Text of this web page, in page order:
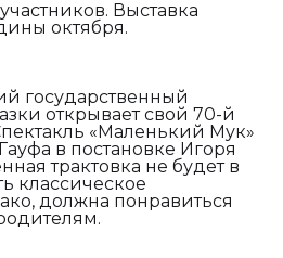
Выставка
октября.
государственный
открывает свой 70-й
«Маленький Мук»
в постановке Игоря
трактовка не будет в
классическое
должна понравиться